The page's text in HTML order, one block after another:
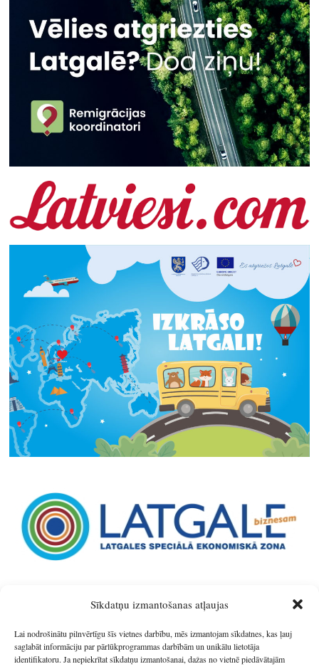
Sīkdatņu izmantošanas atļaujas
Lai nodrošinātu pilnvērtīgu šīs vietnes darbību, mēs izmantojam sīkdatnes, kas ļauj
saglabāt informāciju par pārlūkprogrammas darbībām un unikālu lietotāja
identifikatoru. Ja nepiekrītat sīkdatņu izmantošanai, dažas no vietnē piedāvātajām